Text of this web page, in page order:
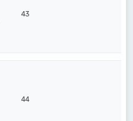
43
44